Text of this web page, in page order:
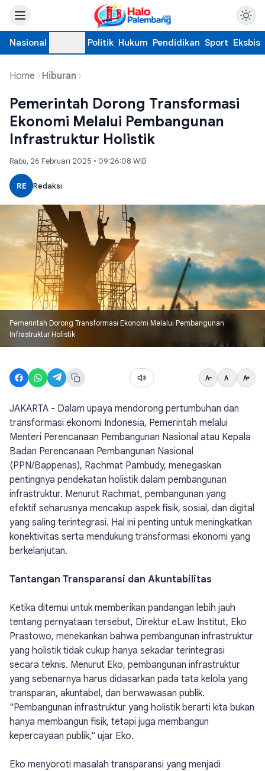
Nasional Politik Hukum Pendidikan Sport Eksbis
Home Hiburan
Pemerintah Dorong Transformasi
Ekonomi Melalui Pembangunan
Infrastruktur Holistik
Rabu, 26 Februari 2025 • 09:26:08 WIB
RE Redaksi
Pemerintah Dorong Transformasi Ekonomi Melalui Pembangunan
Infrastruktur Holistik
JAKARTA - Dalam upaya mendorong pertumbuhan dan
transformasi ekonomi Indonesia, Pemerintah melalui
Menteri Perencanaan Pembangunan Nasional atau Kepala
Badan Perencanaan Pembangunan Nasional
(PPN/Bappenas), Rachmat Pambudy, menegaskan
pentingnya pendekatan holistik dalam pembangunan
infrastruktur. Menurut Rachmat, pembangunan yang
efektif seharusnya mencakup aspek fisik, sosial, dan digital
yang saling terintegrasi. Hal ini penting untuk meningkatkan
konektivitas serta mendukung transformasi ekonomi yang
berkelanjutan.
Tantangan Transparansi dan Akuntabilitas
Ketika ditemui untuk memberikan pandangan lebih jauh
tentang pernyataan tersebut, Direktur eLaw Institut, Eko
Prastowo, menekankan bahwa pembangunan infrastruktur
yang holistik tidak cukup hanya sekadar terintegrasi
secara teknis. Menurut Eko, pembangunan infrastruktur
yang sebenarnya harus didasarkan pada tata kelola yang
transparan, akuntabel, dan berwawasan publik.
"Pembangunan infrastruktur yang holistik berarti kita bukan
hanya membangun fisik, tetapi juga membangun
kepercayaan publik," ujar Eko.
Eko menyoroti masalah transparansi yang menjadi